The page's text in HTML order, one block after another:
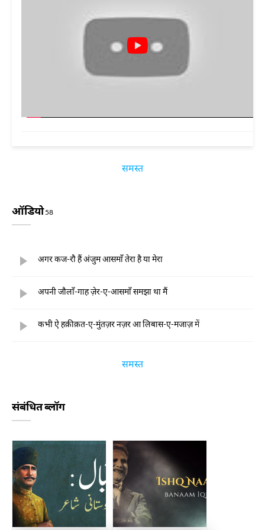
समस्त
ऑडियो58
अगर कज-रौ हैं अंजुम आसमाँ तेरा है या मेरा
अपनी जौलाँ-गाह ज़ेर-ए-आसमाँ समझा था मैं
कभी ऐ हक़ीक़त-ए-मुंतज़र नज़र आ लिबास-ए-मजाज़ में
समस्त
संबंधित ब्लॉग